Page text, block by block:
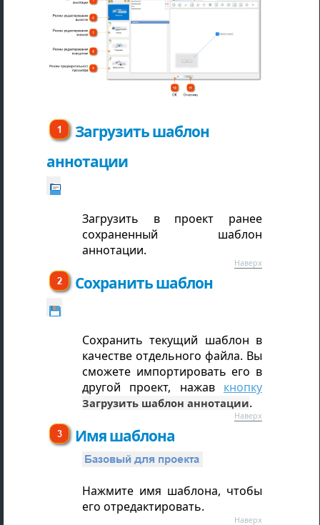
Загрузить шаблон
аннотации
Загрузить в проект ранее
сохраненный шаблон
аннотации.
Наверх
Сохранить шаблон
Сохранить текущий шаблон в
качестве отдельного файла. Вы
сможете импортировать его в
другой проект, нажав кнопку
Загрузить шаблон аннотации.
Наверх
Имя шаблона
Нажмите имя шаблона, чтобы
его отредактировать.
Наверх